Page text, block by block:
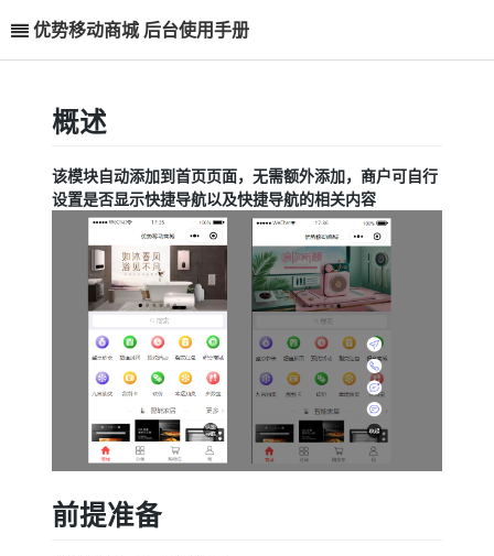
优势移动商城 后台使用手册
概述
该模块自动添加到首页页面，无需额外添加，商户可自行
设置是否显示快捷导航以及快捷导航的相关内容
前提准备